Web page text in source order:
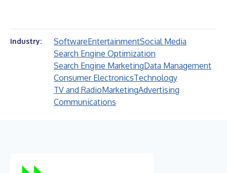
Industry: SoftwareEntertainmentSocial Media
Search Engine Optimization
Search Engine MarketingData Management
Consumer ElectronicsTechnology
TV and RadioMarketingAdvertising
Communications